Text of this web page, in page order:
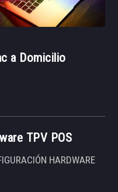
a Domicilio
TPV POS
HARDWARE